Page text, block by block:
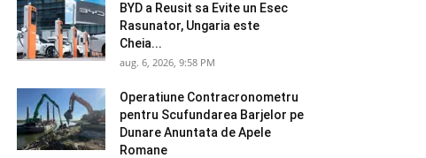
BYD a Reusit sa Evite un Esec
Rasunator, Ungaria este
Cheia...
aug. 6, 2026, 9:58 PM
Operatiune Contracronometru
pentru Scufundarea Barjelor pe
Dunare Anuntata de Apele
Romane